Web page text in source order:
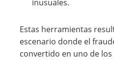
inusuales.
Estas herramientas
escenario donde el
convertido en uno de los